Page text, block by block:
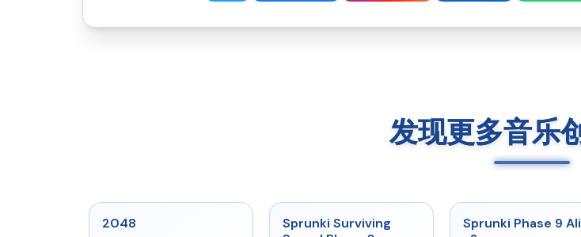
发现更多音乐
2048 ★
Sprunki Surviving
★
Sprunki Phase 9